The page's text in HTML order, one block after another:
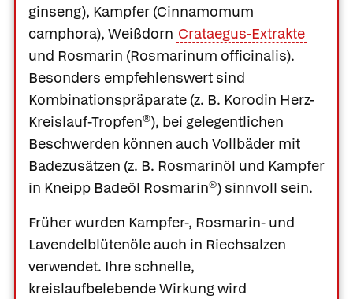
ginseng), Kampfer (Cinnamomum
camphora), Weißdorn Crataegus-Extrakte
und Rosmarin (Rosmarinum officinalis).
Besonders empfehlenswert sind
Kombinationspräparate (z. B. Korodin Herz-
Kreislauf-Tropfen®), bei gelegentlichen
Beschwerden können auch Vollbäder mit
Badezusätzen (z. B. Rosmarinöl und Kampfer
in Kneipp Badeöl Rosmarin®) sinnvoll sein.
Früher wurden Kampfer-, Rosmarin- und
Lavendelblütenöle auch in Riechsalzen
verwendet. Ihre schnelle,
kreislaufbelebende Wirkung wird